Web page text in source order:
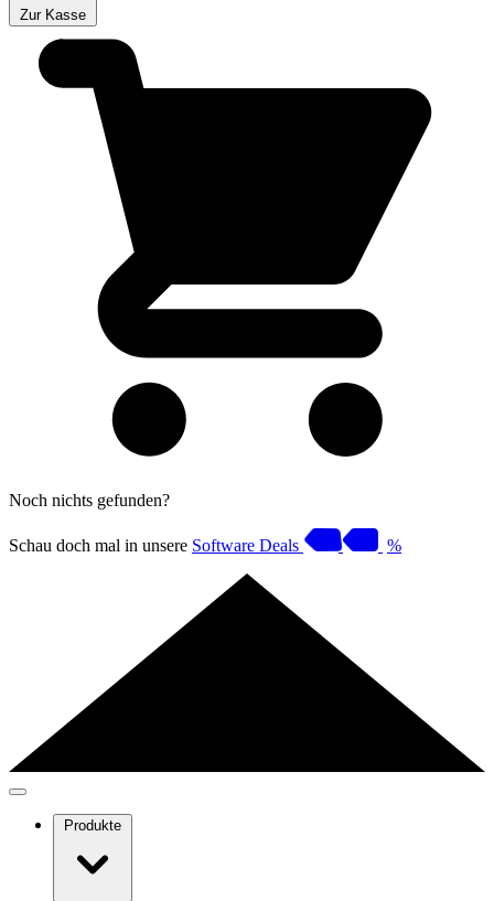
Zur Kasse
Noch nichts gefunden?
Schau doch mal in unsere Software Deals %
Produkte